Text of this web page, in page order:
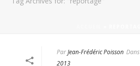
ParJean-Frédéric Poisson Dans
2013